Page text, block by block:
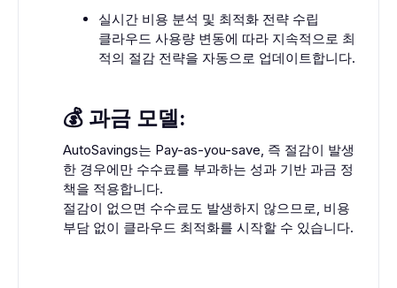
실시간 비용 분석 및 최적화 전략 수립
클라우드 사용량 변동에 따라 지속적으로 최
적의 절감 전략을 자동으로 업데이트합니다.
💰 과금 모델:
AutoSavings는 Pay-as-you-save, 즉 절감이 발생
한 경우에만 수수료를 부과하는 성과 기반 과금 정
책을 적용합니다.
절감이 없으면 수수료도 발생하지 않으므로, 비용
부담 없이 클라우드 최적화를 시작할 수 있습니다.